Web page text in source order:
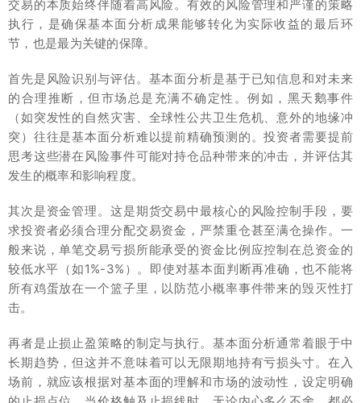
交易的本质始终伴随着高风险。有效的风险管理和严谨的策略
执行，是确保基本面分析成果能够转化为实际收益的最后环
节，也是最为关键的保障。
首先是风险识别与评估。基本面分析是基于已知信息和对未来
的合理推断，但市场总是充满不确定性。例如，黑天鹅事件
（如突发性的自然灾害、全球性公共卫生危机、意外的地缘冲
突）往往是基本面分析难以提前精确预测的。投资者需要提前
思考这些潜在风险事件可能对持仓品种带来的冲击，并评估其
发生的概率和影响程度。
其次是资金管理。这是期货交易中最核心的风险控制手段，要
求投资者必须合理分配交易资金，严禁重仓甚至满仓操作。一
般来说，单笔交易亏损所能承受的资金比例应控制在总资金的
较低水平（如1%-3%）。即使对基本面判断再准确，也不能将
所有鸡蛋放在一个篮子里，以防范小概率事件带来的毁灭性打
击。
再者是止损止盈策略的制定与执行。基本面分析通常着眼于中
长期趋势，但这并不意味着可以无限期地持有亏损头寸。在入
场前，就应该根据对基本面的理解和市场的波动性，设定明确